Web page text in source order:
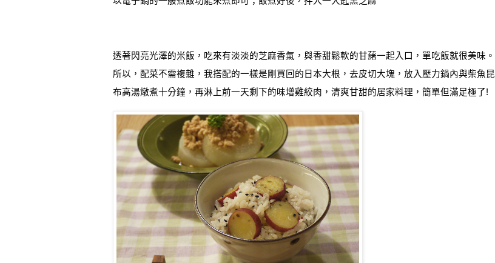
透著閃亮光澤的米飯，吃來有淡淡的芝麻香氣，與香甜鬆軟的甘藷一起入口，單吃飯就很美味。
所以，配菜不需複雜，我搭配的一樣是剛買回的日本大根，去皮切大塊，放入壓力鍋內與柴魚昆
布高湯燉煮十分鐘，再淋上前一天剩下的味增雞絞肉，清爽甘甜的居家料理，簡單但滿足極了!